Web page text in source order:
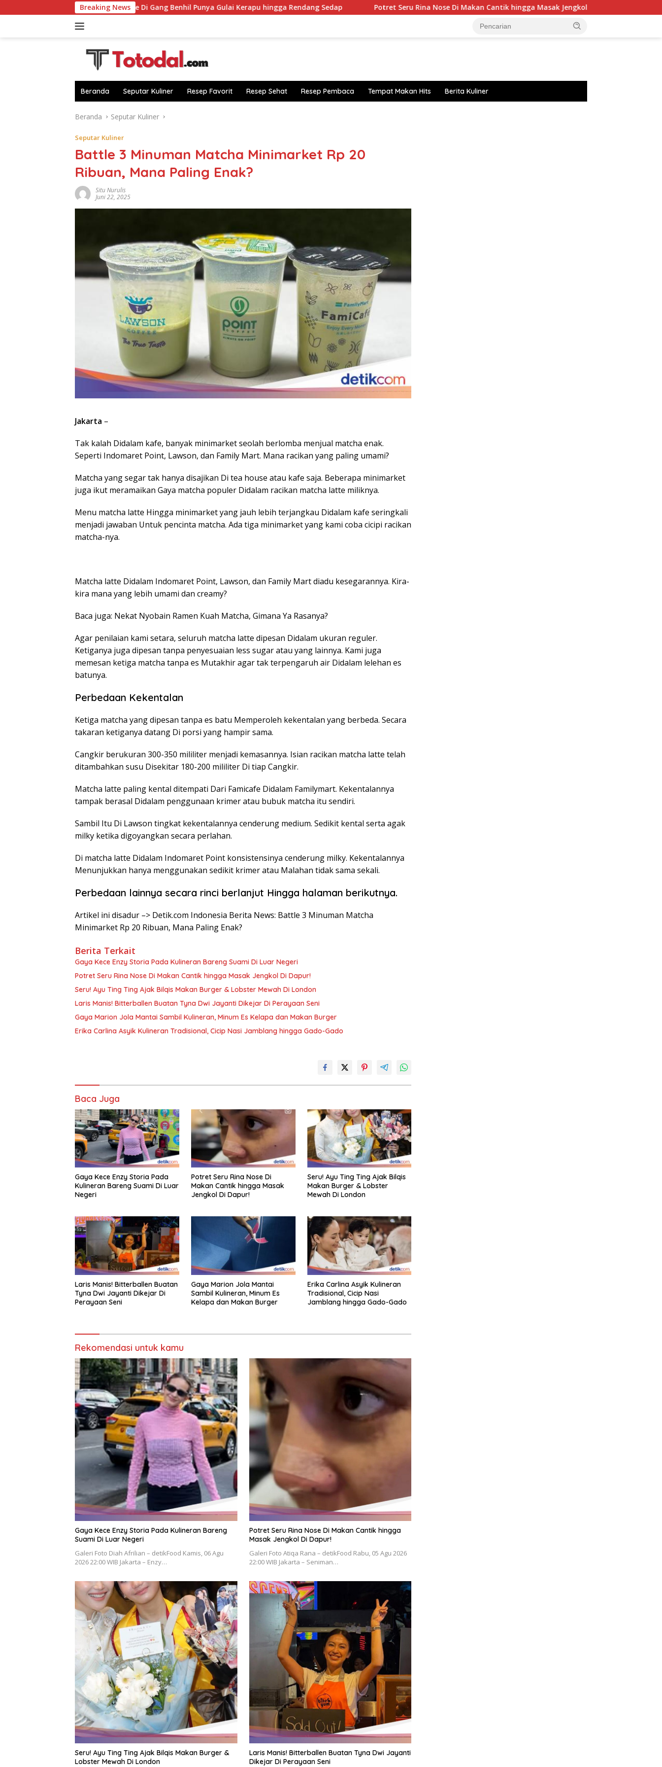
ke
Breaking News
RM Pagi-Sore Di Gang Benhil Punya Gulai Kerapu hingga Rendang Sedap Potret Seru Rina Nose Di Makan Cantik hingga Masak Jengkol Di Dapur! Sulap Buah-buahan
Beranda Seputar Kuliner Resep Favorit Resep Sehat Resep Pembaca Tempat Makan Hits Berita Kuliner
Beranda Seputar Kuliner
Seputar Kuliner
Battle 3 Minuman Matcha Minimarket Rp 20
Ribuan, Mana Paling Enak?
Situ Nurulis
Juni 22, 2025
Jakarta –
Tak kalah Didalam kafe, banyak minimarket seolah berlomba menjual matcha enak.
Seperti Indomaret Point, Lawson, dan Family Mart. Mana racikan yang paling umami?
Matcha yang segar tak hanya disajikan Di tea house atau kafe saja. Beberapa minimarket
juga ikut meramaikan Gaya matcha populer Didalam racikan matcha latte miliknya.
Menu matcha latte Hingga minimarket yang jauh lebih terjangkau Didalam kafe seringkali
menjadi jawaban Untuk pencinta matcha. Ada tiga minimarket yang kami coba cicipi racikan
matcha-nya.
Matcha latte Didalam Indomaret Point, Lawson, dan Family Mart diadu kesegarannya. Kira-
kira mana yang lebih umami dan creamy?
Baca juga: Nekat Nyobain Ramen Kuah Matcha, Gimana Ya Rasanya?
Agar penilaian kami setara, seluruh matcha latte dipesan Didalam ukuran reguler.
Ketiganya juga dipesan tanpa penyesuaian less sugar atau yang lainnya. Kami juga
memesan ketiga matcha tanpa es Mutakhir agar tak terpengaruh air Didalam lelehan es
batunya.
Perbedaan Kekentalan
Ketiga matcha yang dipesan tanpa es batu Memperoleh kekentalan yang berbeda. Secara
takaran ketiganya datang Di porsi yang hampir sama.
Cangkir berukuran 300-350 mililiter menjadi kemasannya. Isian racikan matcha latte telah
ditambahkan susu Disekitar 180-200 mililiter Di tiap Cangkir.
Matcha latte paling kental ditempati Dari Famicafe Didalam Familymart. Kekentalannya
tampak berasal Didalam penggunaan krimer atau bubuk matcha itu sendiri.
Sambil Itu Di Lawson tingkat kekentalannya cenderung medium. Sedikit kental serta agak
milky ketika digoyangkan secara perlahan.
Di matcha latte Didalam Indomaret Point konsistensinya cenderung milky. Kekentalannya
Menunjukkan hanya menggunakan sedikit krimer atau Malahan tidak sama sekali.
Perbedaan lainnya secara rinci berlanjut Hingga halaman berikutnya.
Artikel ini disadur –> Detik.com Indonesia Berita News: Battle 3 Minuman Matcha
Minimarket Rp 20 Ribuan, Mana Paling Enak?
Berita Terkait
Gaya Kece Enzy Storia Pada Kulineran Bareng Suami Di Luar Negeri
Potret Seru Rina Nose Di Makan Cantik hingga Masak Jengkol Di Dapur!
Seru! Ayu Ting Ting Ajak Bilqis Makan Burger & Lobster Mewah Di London
Laris Manis! Bitterballen Buatan Tyna Dwi Jayanti Dikejar Di Perayaan Seni
Gaya Marion Jola Mantai Sambil Kulineran, Minum Es Kelapa dan Makan Burger
Erika Carlina Asyik Kulineran Tradisional, Cicip Nasi Jamblang hingga Gado-Gado
Baca Juga
Gaya Kece Enzy Storia Pada
Kulineran Bareng Suami Di Luar
Negeri
Potret Seru Rina Nose Di
Makan Cantik hingga Masak
Jengkol Di Dapur!
Seru! Ayu Ting Ting Ajak Bilqis
Makan Burger & Lobster
Mewah Di London
Laris Manis! Bitterballen Buatan
Tyna Dwi Jayanti Dikejar Di
Perayaan Seni
Gaya Marion Jola Mantai
Sambil Kulineran, Minum Es
Kelapa dan Makan Burger
Erika Carlina Asyik Kulineran
Tradisional, Cicip Nasi
Jamblang hingga Gado-Gado
Rekomendasi untuk kamu
Gaya Kece Enzy Storia Pada Kulineran Bareng
Suami Di Luar Negeri
Galeri Foto Diah Afrilian – detikFood Kamis, 06 Agu
2026 22:00 WIB Jakarta – Enzy…
Potret Seru Rina Nose Di Makan Cantik hingga
Masak Jengkol Di Dapur!
Galeri Foto Atiqa Rana – detikFood Rabu, 05 Agu 2026
22:00 WIB Jakarta – Seniman…
Seru! Ayu Ting Ting Ajak Bilqis Makan Burger &
Lobster Mewah Di London
Laris Manis! Bitterballen Buatan Tyna Dwi Jayanti
Dikejar Di Perayaan Seni